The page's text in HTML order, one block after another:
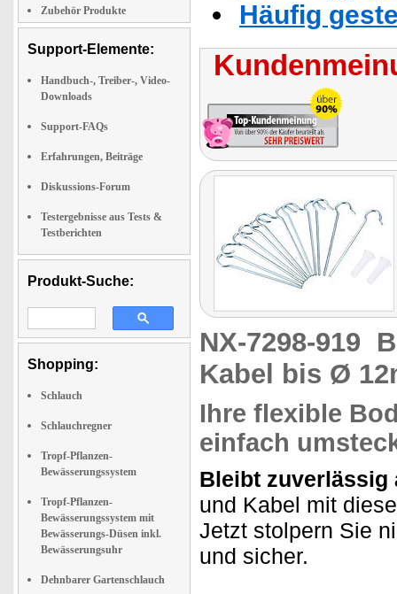
Zubehör Produkte
Support-Elemente:
Handbuch-, Treiber-, Video-
Downloads
Support-FAQs
Erfahrungen, Beiträge
Diskussions-Forum
Testergebnisse aus Tests &
Testberichten
Produkt-Suche:
Shopping:
Schlauch
Schlauchregner
Tropf-Pflanzen-
Bewässerungssystem
Tropf-Pflanzen-
Bewässerungssystem mit
Bewässerungs-Düsen inkl.
Bewässerungsuhr
Dehnbarer Gartenschlauch
Häufig
NX-7298-919
Kabel bis Ø
Ihre flexible
einfach
Bleibt zuverlässig
und Kabel mit
Jetzt stolpern Sie
und sicher.